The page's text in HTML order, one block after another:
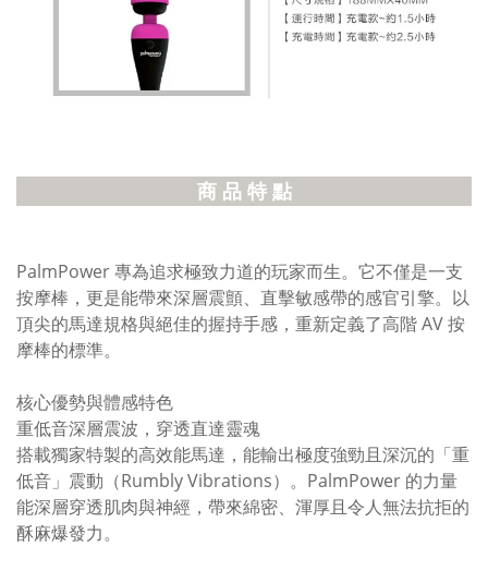
商 品 特 點
PalmPower 專為追求極致力道的玩家而生。它不僅是一支
按摩棒，更是能帶來深層震顫、直擊敏感帶的感官引擎。以
頂尖的馬達規格與絕佳的握持手感，重新定義了高階 AV 按
摩棒的標準。
核心優勢與體感特色
重低音深層震波，穿透直達靈魂
搭載獨家特製的高效能馬達，能輸出極度強勁且深沉的「重
低音」震動（Rumbly Vibrations）。PalmPower 的力量
能深層穿透肌肉與神經，帶來綿密、渾厚且令人無法抗拒的
酥麻爆發力。